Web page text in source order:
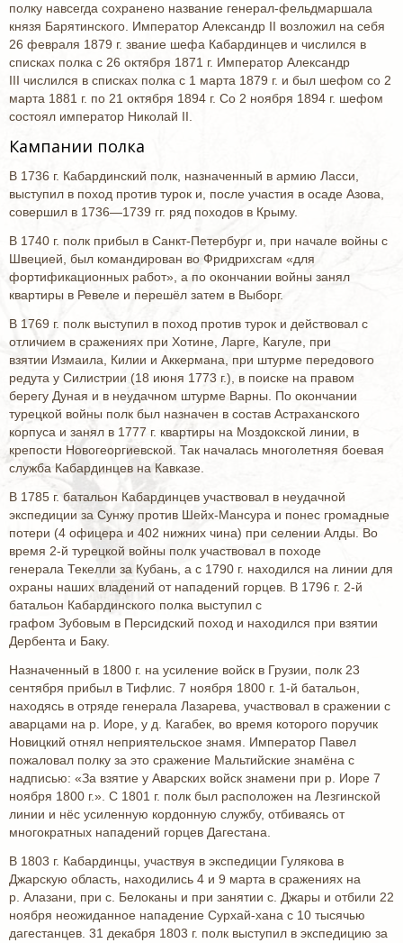
полку навсегда сохранено название генерал-фельдмаршала
князя Барятинского. Император Александр II возложил на себя
26 февраля 1879 г. звание шефа Кабардинцев и числился в
списках полка с 26 октября 1871 г. Император Александр
III числился в списках полка с 1 марта 1879 г. и был шефом со 2
марта 1881 г. по 21 октября 1894 г. Со 2 ноября 1894 г. шефом
состоял император Николай II.
Кампании полка
В 1736 г. Кабардинский полк, назначенный в армию Ласси,
выступил в поход против турок и, после участия в осаде Азова,
совершил в 1736—1739 гг. ряд походов в Крыму.
В 1740 г. полк прибыл в Санкт-Петербург и, при начале войны с
Швецией, был командирован во Фридрихсгам «для
фортификационных работ», а по окончании войны занял
квартиры в Ревеле и перешёл затем в Выборг.
В 1769 г. полк выступил в поход против турок и действовал с
отличием в сражениях при Хотине, Ларге, Кагуле, при
взятии Измаила, Килии и Аккермана, при штурме передового
редута у Силистрии (18 июня 1773 г.), в поиске на правом
берегу Дуная и в неудачном штурме Варны. По окончании
турецкой войны полк был назначен в состав Астраханского
корпуса и занял в 1777 г. квартиры на Моздокской линии, в
крепости Новогеоргиевской. Так началась многолетняя боевая
служба Кабардинцев на Кавказе.
В 1785 г. батальон Кабардинцев участвовал в неудачной
экспедиции за Сунжу против Шейх-Мансура и понес громадные
потери (4 офицера и 402 нижних чина) при селении Алды. Во
время 2-й турецкой войны полк участвовал в походе
генерала Текелли за Кубань, а с 1790 г. находился на линии для
охраны наших владений от нападений горцев. В 1796 г. 2-й
батальон Кабардинского полка выступил с
графом Зубовым в Персидский поход и находился при взятии
Дербента и Баку.
Назначенный в 1800 г. на усиление войск в Грузии, полк 23
сентября прибыл в Тифлис. 7 ноября 1800 г. 1-й батальон,
находясь в отряде генерала Лазарева, участвовал в сражении с
аварцами на р. Иоре, у д. Кагабек, во время которого поручик
Новицкий отнял неприятельское знамя. Император Павел
пожаловал полку за это сражение Мальтийские знамёна с
надписью: «За взятие у Аварских войск знамени при р. Иоре 7
ноября 1800 г.». С 1801 г. полк был расположен на Лезгинской
линии и нёс усиленную кордонную службу, отбиваясь от
многократных нападений горцев Дагестана.
В 1803 г. Кабардинцы, участвуя в экспедиции Гулякова в
Джарскую область, находились 4 и 9 марта в сражениях на
р. Алазани, при с. Белоканы и при занятии с. Джары и отбили 22
ноября неожиданное нападение Сурхай-хана с 10 тысячью
дагестанцев. 31 декабря 1803 г. полк выступил в экспедицию за